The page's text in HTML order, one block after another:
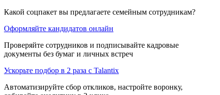
Какой соцпакет вы предлагаете семейным сотрудникам?
Оформляйте кандидатов онлайн
Проверяйте сотрудников и подписывайте кадровые
документы без бумаг и личных встреч
Ускорьте подбор в 2 раза с Talantix
Автоматизируйте сбор откликов, настройте воронку,